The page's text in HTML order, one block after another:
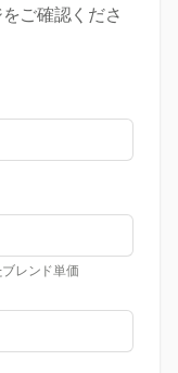
ご確認くださ
レンド単価